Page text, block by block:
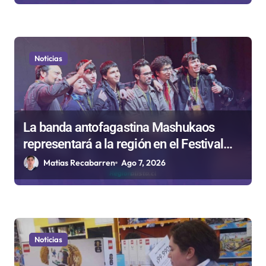
Noticias
La banda antofagastina Mashukaos
representará a la región en el Festival
Rockódromo de Valparaíso
Matias Recabarren Ago 7, 2026
Noticias